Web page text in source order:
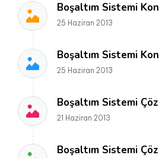
Boşaltım Sistemi
25 Haziran 2013
Boşaltım Sistemi
25 Haziran 2013
Boşaltım Sistemi
21 Haziran 2013
Boşaltım Sistemi